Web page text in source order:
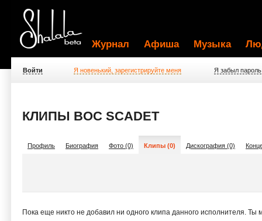
Журнал Афиша Музыка
Войти Я новенький, зарегистрируйте меня Я забыл пароль
КЛИПЫ BOC SCADET
Профиль Биография Фото (0) Клипы (0) Дискография (0)
Пока еще никто не добавил ни одного клипа данного исполнителя.